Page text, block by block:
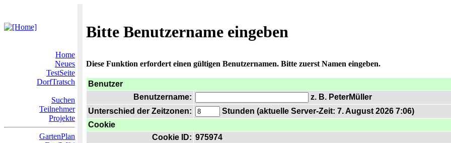
Bitte Benutzername eingeben
Home
Neues
TestSeite
DorfTratsch
Suchen
Teilnehmer
Projekte
GartenPlan
Diese Funktion erfordert einen gültigen Benutzernamen. Bitte zuerst Namen eingeben.
Benutzer
Benutzername:
z. B. PeterMüller
Unterschied der Zeitzonen:
Stunden (aktuelle Server-Zeit: 7. August 2026 7:06)
Cookie
Cookie ID: 975974